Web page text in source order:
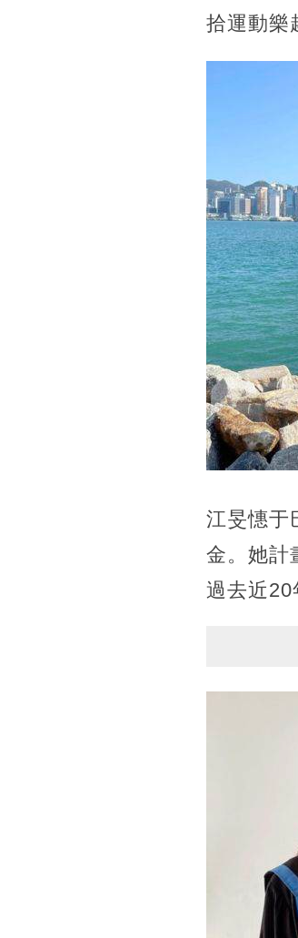
拾運動樂
江旻憓于
金。她計
過去近20